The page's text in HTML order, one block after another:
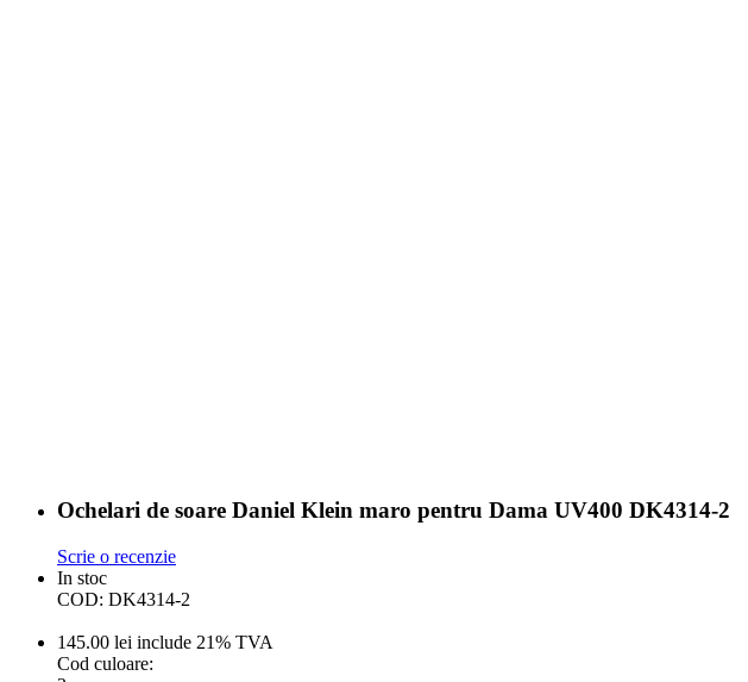
Ochelari de soare Daniel Klein maro pentru Dama UV400 DK4314-2
Scrie o recenzie
In stoc
COD: DK4314-2
145.00 lei include 21% TVA
Cod culoare: